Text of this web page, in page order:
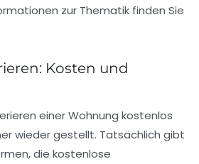
zur Thematik finden Sie
Kosten und
einer Wohnung kostenlos
wieder gestellt. Tatsächlich gibt
die kostenlose